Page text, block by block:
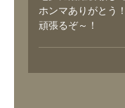
ホンマありがとう！
頑張るぞ～！